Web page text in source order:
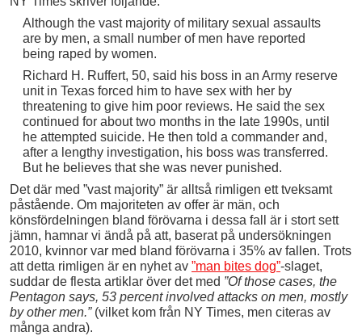
Although the vast majority of military sexual assaults
are by men, a small number of men have reported
being raped by women.
Richard H. Ruffert, 50, said his boss in an Army reserve
unit in Texas forced him to have sex with her by
threatening to give him poor reviews. He said the sex
continued for about two months in the late 1990s, until
he attempted suicide. He then told a commander and,
after a lengthy investigation, his boss was transferred.
But he believes that she was never punished.
Det där med ”vast majority” är alltså rimligen ett tveksamt
påstående. Om majoriteten av offer är män, och
könsfördelningen bland förövarna i dessa fall är i stort sett
jämn, hamnar vi ändå på att, baserat på undersökningen
2010, kvinnor var med bland förövarna i 35% av fallen. Trots
att detta rimligen är en nyhet av ”man bites dog”-slaget,
suddar de flesta artiklar över det med ”Of those cases, the
Pentagon says, 53 percent involved attacks on men, mostly
by other men.”(vilket kom från NY Times, men citeras av
många andra).